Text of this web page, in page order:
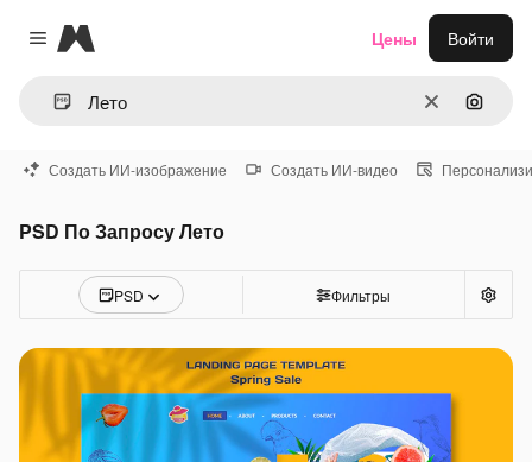
Close menu
Magnific
ОчиститьПоиск
Цены Войти
Создать ИИ-изображение Создать ИИ-видео
PSD По Запросу Лето
PSD Фильтры